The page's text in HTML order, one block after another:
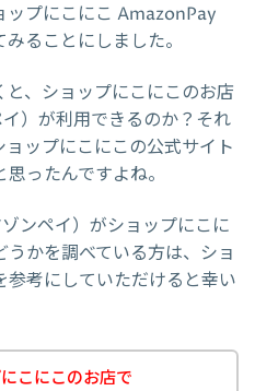
ップにこにこ AmazonPay
ることにしました。
、ショップにこにこのお店
）が利用できるのか？それ
ップにこにこの公式サイト
ったんですよね。
ンペイ）がショップにこに
かを調べている方は、ショ
参考にしていただけると幸い
こにこのお店で